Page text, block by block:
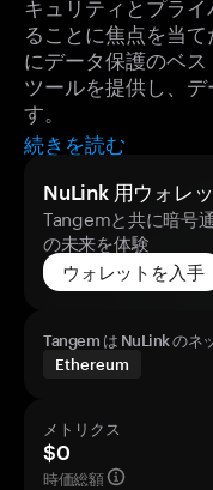
ることに焦点を当
にデータ保護のベ
ツールを提供し、
す。
続きを読む
NuLink 用ウォレ
Tangemと共に暗号
の未来を体験
ウォレットを入手
Tangem は NuLink のネ
Ethereum
メトリクス
$0
時価総額